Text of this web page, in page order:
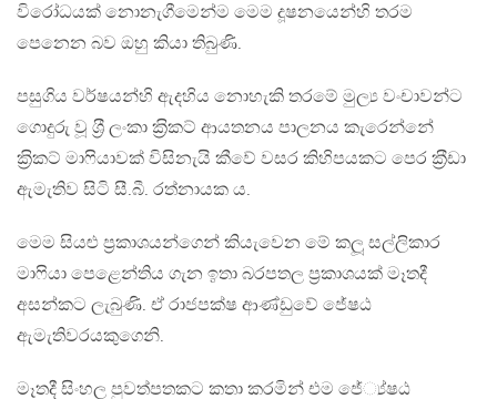
විරෝධයක් නොනැගීමෙන්ම මෙම දූෂනයෙන්හි තරම
පෙනෙන බව ඔහු කියා තිබුණි.
පසුගිය වර්ෂයන්හි ඇදහිය නොහැකි තරමේ මුල්‍ය වංචාවන්ට
ගොදුරු වූ ශ‍්‍රී ලංකා ක‍්‍රිකට් ආයතනය පාලනය කැරෙන්නේ
ක‍්‍රිකට් මාෆියාවක් විසිනැයි කීවේ වසර කිහිපයකට පෙර ක‍්‍රීඩා
ඇමැතිව සිටි සී.බී. රත්නායක ය.
මෙම සියළු ප‍්‍රකාශයන්ගෙන් කියැවෙන මේ කලූ සල්ලිකාර
මාෆියා පෙළෙන්තිය ගැන ඉතා බරපතල ප‍්‍රකාශයක් මෑතදී
අසන්කට ලැබුණි. ඒ රාජපක්ෂ ආණ්ඩුවේ ජේෂඨ
ඇමැතිවරයකුගෙනි.
මෑතදී සිංහල පුවත්පතකට කතා කරමින් එම ජේ්‍ය්ෂඨ